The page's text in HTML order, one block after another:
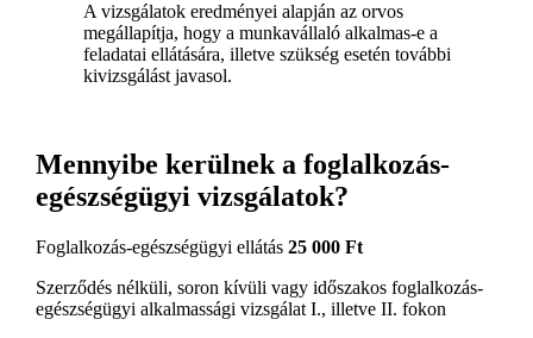
A vizsgálatok eredményei alapján az orvos
megállapítja, hogy a munkavállaló alkalmas-e a
feladatai ellátására, illetve szükség esetén további
kivizsgálást javasol.
Mennyibe kerülnek a foglalkozás-
egészségügyi vizsgálatok?
Foglalkozás-egészségügyi ellátás 25 000 Ft
Szerződés nélküli, soron kívüli vagy időszakos foglalkozás-
egészségügyi alkalmassági vizsgálat I., illetve II. fokon